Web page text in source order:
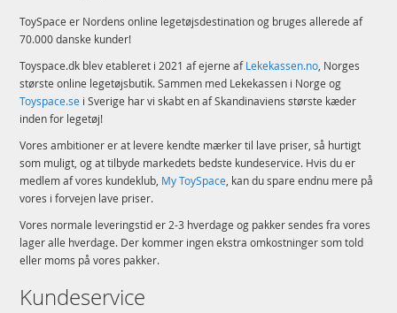
ToySpace er Nordens online legetøjsdestination og bruges allerede af
70.000 danske kunder!
Toyspace.dk blev etableret i 2021 af ejerne afLekekassen.no, Norges
største online legetøjsbutik. Sammen med Lekekassen i Norge og
Toyspace.se i Sverige har vi skabt en af Skandinaviens største kæder
inden for legetøj!
Vores ambitioner er at levere kendte mærker til lave priser, så hurtigt
som muligt, og at tilbyde markedets bedste kundeservice. Hvis du er
medlem af vores kundeklub, My ToySpace, kan du spare endnu mere på
vores i forvejen lave priser.
Vores normale leveringstid er 2-3 hverdage og pakker sendes fra vores
lager alle hverdage. Der kommer ingen ekstra omkostninger som told
eller moms på vores pakker.
Kundeservice